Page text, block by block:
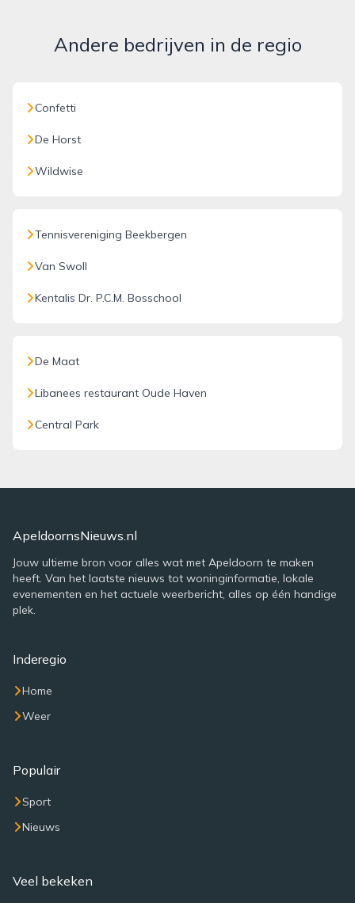
Andere bedrijven in de regio
Confetti
De Horst
Wildwise
Tennisvereniging Beekbergen
Van Swoll
Kentalis Dr. P.C.M. Bosschool
De Maat
Libanees restaurant Oude Haven
Central Park
ApeldoornsNieuws.nl
Jouw ultieme bron voor alles wat met Apeldoorn te maken
heeft. Van het laatste nieuws tot woninginformatie, lokale
evenementen en het actuele weerbericht, alles op één handige
plek.
Inderegio
Home
Weer
Populair
Sport
Nieuws
Veel bekeken